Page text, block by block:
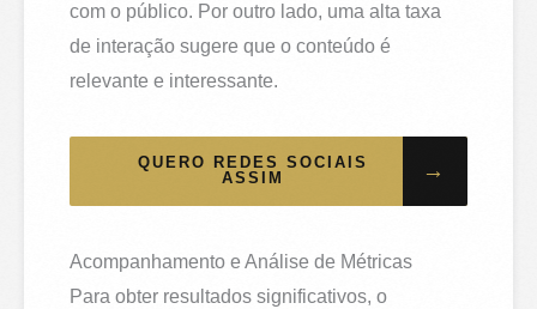
com o público. Por outro lado, uma alta taxa
de interação sugere que o conteúdo é
relevante e interessante.
QUERO REDES SOCIAIS
ASSIM
→
Acompanhamento e Análise de Métricas
Para obter resultados significativos, o